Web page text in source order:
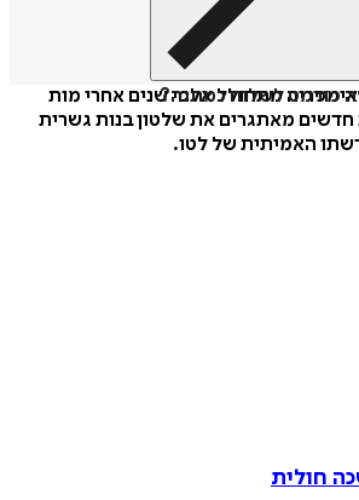
פורמט לשלוח כמתנה?
מתחולל אלפי שנים אחרי מות
מאתגרים את שלטון בנות גשרית
האמיתית של לטו.